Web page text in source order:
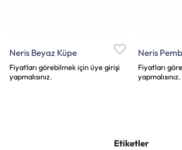
Neris Beyaz Küpe
Fiyatları görebilmek için üye girişi
yapmalısınız.
Neris
Fiyatları
yapmalısınız.
Etiketler